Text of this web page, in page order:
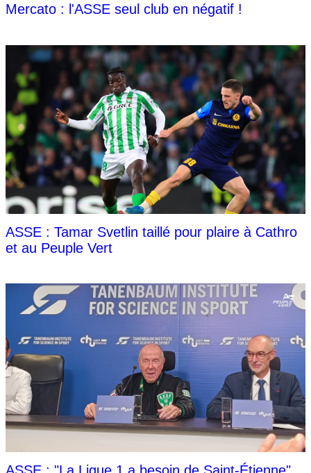
Mercato : l'ASSE seul club en négatif !
ASSE : Tamar Svetlin taillé pour plaire à Cathro
et au Peuple Vert